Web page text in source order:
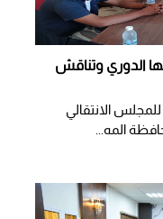
الدوري وتناقش
للمجلس الانتقالي
المه...